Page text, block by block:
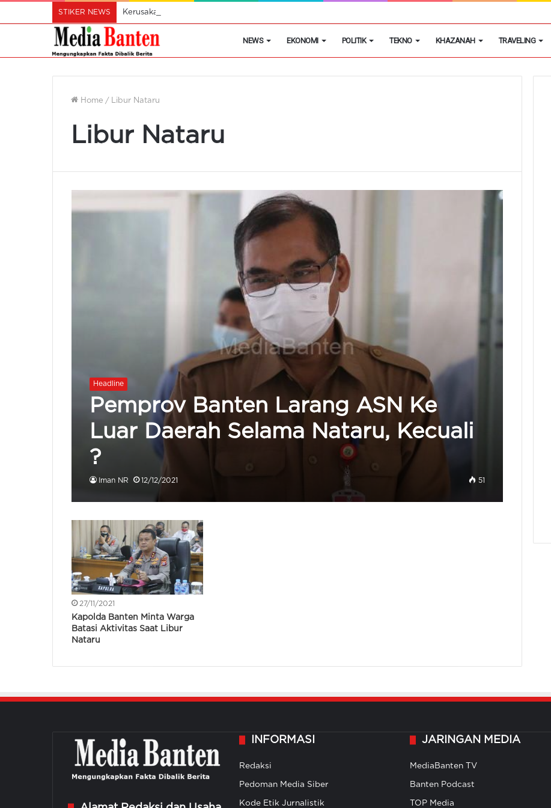
STIKER NEWS Kerusakan Tanaman Padi Akibat Kekeringan Di Banten Capai 2.420 Hektar, Termasuk Puso 185 Hektar
NEWS EKONOMI POLITIK TEKNO KHAZANAH TRAVELING
Home / Libur Nataru
Libur Nataru
Headline
Pemprov Banten Larang ASN Ke
Luar Daerah Selama Nataru, Kecuali
?
Iman NR 12/12/2021 51
27/11/2021
Kapolda Banten Minta Warga
Batasi Aktivitas Saat Libur
Nataru
INFORMASI
Redaksi
Pedoman Media Siber
Kode Etik Jurnalistik
JARINGAN MEDIA
MediaBanten TV
Banten Podcast
TOP Media